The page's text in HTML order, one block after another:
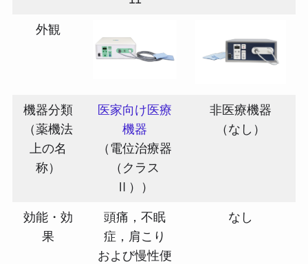
外観
機器分類
（薬機法
上の名
称）
医家向け医療
機器
（電位治療器
（クラス
Ⅱ））
非医療機器
（なし）
効能・効
果
頭痛，不眠
症，肩こり
および慢性便
なし